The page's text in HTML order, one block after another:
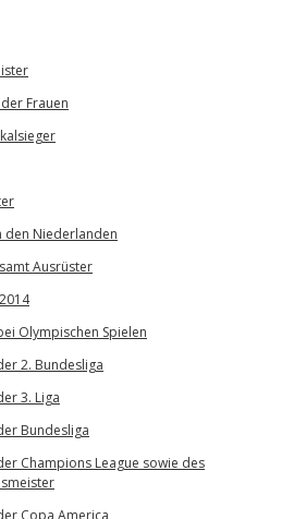
Frauen
den Niederlanden
Ausrüster
Olympischen Spielen
2. Bundesliga
3. Liga
Bundesliga
Champions League sowie des
Copa America